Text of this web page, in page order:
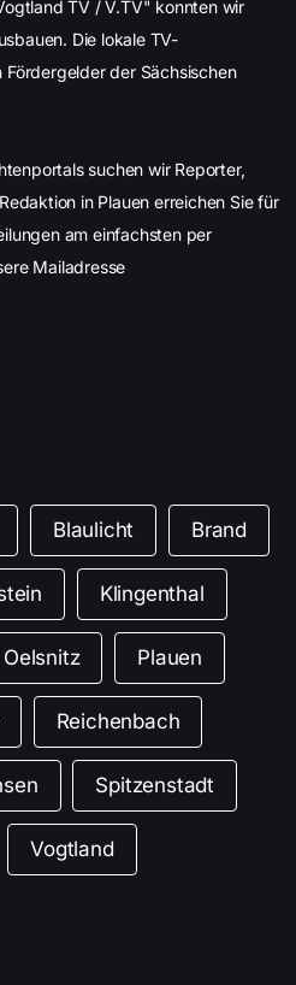
TV / V.TV" konnten wir
Die lokale TV-
der Sächsischen
suchen wir Reporter,
in Plauen erreichen Sie für
am einfachsten per
Mailadresse
Blaulicht Brand
Klingenthal
Oelsnitz Plauen
Reichenbach
Spitzenstadt
Vogtland